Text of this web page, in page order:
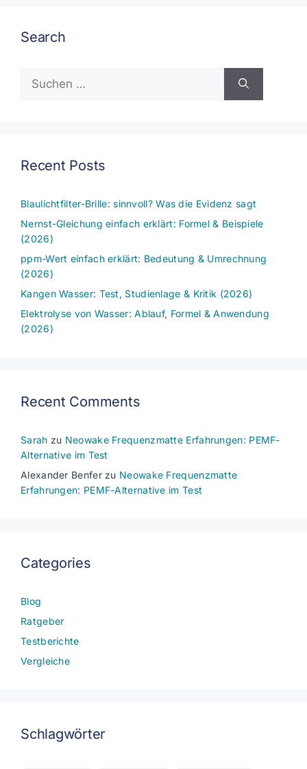
Search
nach:
Recent Posts
Blaulichtfilter-Brille: sinnvoll? Was die Evidenz sagt
Nernst-Gleichung einfach erklärt: Formel & Beispiele
(2026)
ppm-Wert einfach erklärt: Bedeutung & Umrechnung
(2026)
Kangen Wasser: Test, Studienlage & Kritik (2026)
Elektrolyse von Wasser: Ablauf, Formel & Anwendung
(2026)
Recent Comments
Sarah zu Neowake Frequenzmatte Erfahrungen: PEMF-
Alternative im Test
Alexander Benferzu Neowake Frequenzmatte
Erfahrungen: PEMF-Alternative im Test
Categories
Blog
Ratgeber
Testberichte
Vergleiche
Schlagwörter